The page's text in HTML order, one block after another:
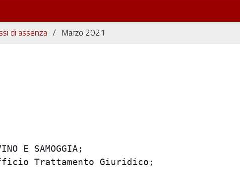
di assenza Marzo 2021
E SAMOGGIA;
Trattamento Giuridico;